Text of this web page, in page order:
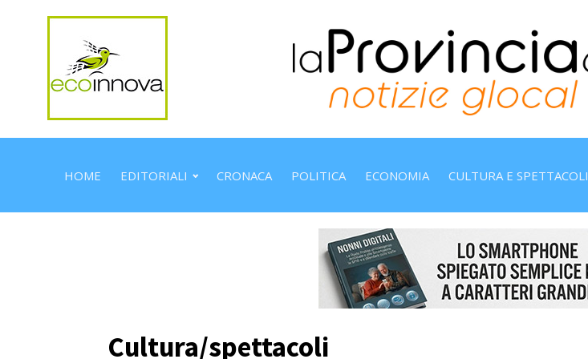
HOME EDITORIALI CRONACA POLITICA ECONOMIA CULTURA E SPETTACOLI
Cultura/spettacoli